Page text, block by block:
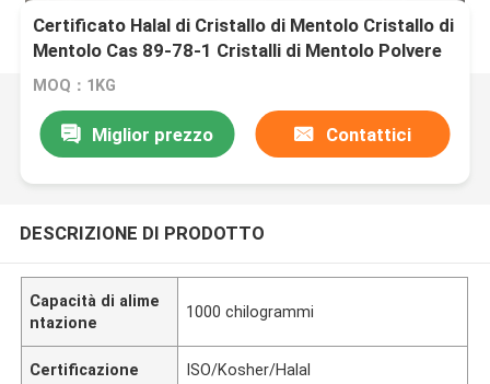
Certificato Halal di Cristallo di Mentolo Cristallo di
Mentolo Cas 89-78-1 Cristalli di Mentolo Polvere
di menta
MOQ：1KG
Miglior prezzo Contattici
DESCRIZIONE DI PRODOTTO
Capacità di alime
ntazione
1000 chilogrammi
Certificazione ISO/Kosher/Halal